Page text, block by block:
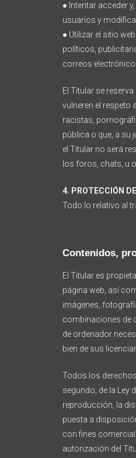
● Intentar acceder
usuarios y
● Utilizar el sitio
políticos,
correos
El Titular se
vulneren el respeto
racistas,
pública o que, a su
el Titular no será
los foros, chats, u
4. PROTECCIÓN
Todo lo relativo al
Contenidos,
El Titular es
página web, así
imágenes,
combinaciones de
de ordenador
bien de sus
Todos los
segundo, de la Ley
reproducción, la
puesta a
con fines
autorización del